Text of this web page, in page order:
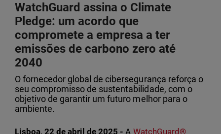
WatchGuard assina o Climate
Pledge: um acordo que
compromete a empresa a ter
emissões de carbono zero até
2040
O fornecedor global de cibersegurança reforça o
seu compromisso de sustentabilidade, com o
objetivo de garantir um futuro melhor para o
ambiente.
Lisboa, 22 de abril de 2025 - A WatchGuard®